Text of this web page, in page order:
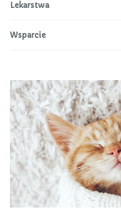
Lekarstwa
Wsparcie